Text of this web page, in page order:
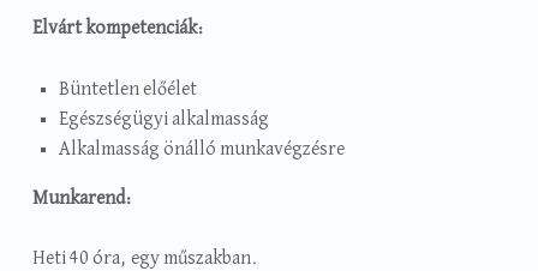
Elvárt kompetenciák:
Büntetlen előélet
Egészségügyi alkalmasság
Alkalmasság önálló munkavégzésre
Munkarend:
Heti 40 óra, egy műszakban.